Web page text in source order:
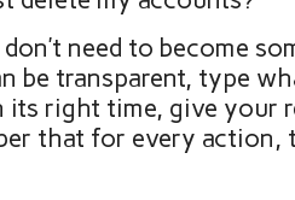
need to become
be transparent, type
its right time, give your
that for every action,